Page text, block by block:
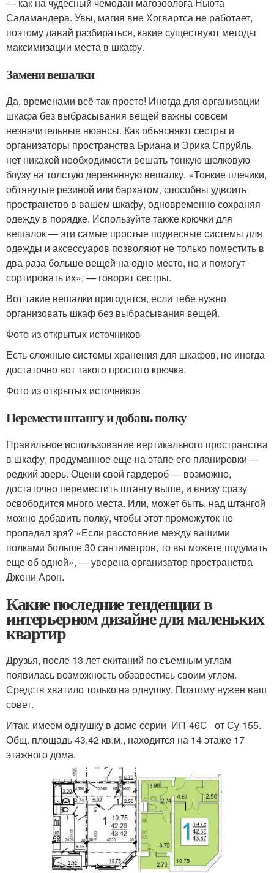
Саламандера. Увы, магия вне Хогвартса не работает,
поэтому давай разбираться, какие существуют методы
максимизации места в шкафу.
Замени вешалки
Да, временами всё так просто! Иногда для организации
шкафа без выбрасывания вещей важны совсем
незначительные нюансы. Как объясняют сестры и
организаторы пространства Бриана и Эрика Спруйль,
нет никакой необходимости вешать тонкую шелковую
блузу на толстую деревянную вешалку. «Тонкие плечики,
обтянутые резиной или бархатом, способны удвоить
пространство в вашем шкафу, одновременно сохраняя
одежду в порядке. Используйте также крючки для
вешалок — эти самые простые подвесные системы для
одежды и аксессуаров позволяют не только поместить в
два раза больше вещей на одно место, но и помогут
сортировать их», — говорят сестры.
Вот такие вешалки пригодятся, если тебе нужно
организовать шкаф без выбрасывания вещей.
Фото из открытых источников
Есть сложные системы хранения для шкафов, но иногда
достаточно вот такого простого крючка.
Фото из открытых источников
Перемести штангу и добавь полку
Правильное использование вертикального пространства
в шкафу, продуманное еще на этапе его планировки —
редкий зверь. Оцени свой гардероб — возможно,
достаточно переместить штангу выше, и внизу сразу
освободится много места. Или, может быть, над штангой
можно добавить полку, чтобы этот промежуток не
пропадал зря? «Если расстояние между вашими
полками больше 30 сантиметров, то вы можете подумать
еще об одной», — уверена организатор пространства
Джени Арон.
Какие последние тенденции в
интерьерном дизайне для маленьких
квартир
Друзья, после 13 лет скитаний по съемным углам
появилась возможность обзавестись своим углом.
Средств хватило только на однушку. Поэтому нужен ваш
совет.
Итак, имеем однушку в доме серии ИП-46С от Су-155.
Общ. площадь 43,42 кв.м., находится на 14 этаже 17
этажного дома.